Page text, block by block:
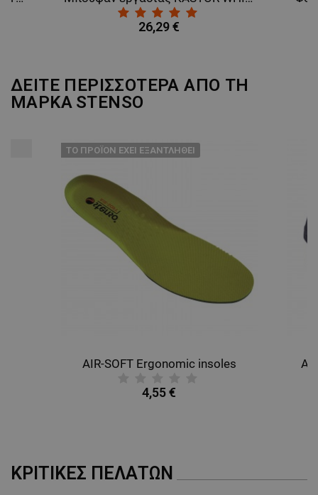
26,29 €
ΔΕΙΤΕ ΠΕΡΙΣΣΟΤΕΡΑ ΑΠΟ ΤΗ
ΜΑΡΚΑ STENSO
ТΟ ΠΡΟΪΌΝ ΈΧΕΙ ΕΞΑΝΤΛΗΘΕΊ
AIR-SOFT Ergonomic insoles
4,55 €
ΚΡΙΤΙΚΈΣ ΠΕΛΑΤΏΝ